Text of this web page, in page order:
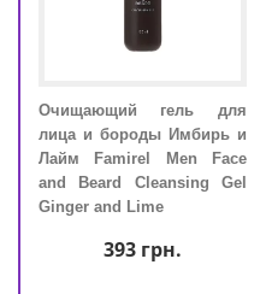
Очищающий гель для
лица и бороды Имбирь и
Лайм Famirel Men Face
and Beard Cleansing Gel
Ginger and Lime
393грн.